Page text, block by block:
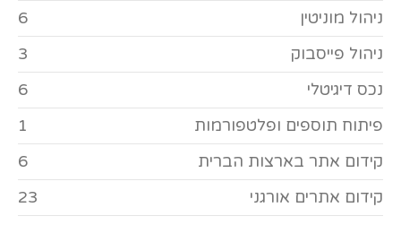
ניהול מוניטין
6
ניהול פייסבוק
3
נכס דיגיטלי
6
פיתוח תוספים ופלטפורמות
1
קידום אתר בארצות הברית
6
קידום אתרים אורגני
23